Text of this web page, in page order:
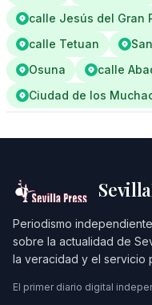
calle Jesús del Gran
calle Tetuan
Osuna
calle
Ciudad de los
Periodismo
sobre la actualidad de
la veracidad y el servicio
El primer diario digital